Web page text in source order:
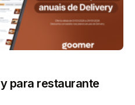
para restaurante